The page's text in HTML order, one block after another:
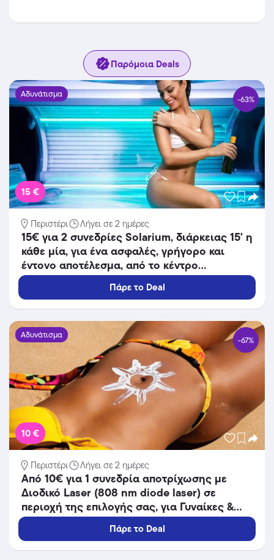
Παρόμοια Deals
Αδυνάτισμα -63%
15 €
Περιστέρι Λήγει σε 2 ημέρες
15€ για 2 συνεδρίες Solarium, διάρκειας 15' η
κάθε μία, για ένα ασφαλές, γρήγορο και
έντονο αποτέλεσμα, από το κέντρο
κοσμητικής ιατρικής Mediaspis στο
Περιστέρι, διπλα στο Μετρό Περιστέρι!
Πάρε το Deal
Αδυνάτισμα -67%
10 €
Περιστέρι Λήγει σε 2 ημέρες
Από 10€ για 1 συνεδρία αποτρίχωσης με
Διοδικό Laser (808 nm diode laser) σε
περιοχή της επιλογής σας, για Γυναίκες &
Άνδρες, από το Mediaspis στο Περιστέρι
διπλα στ Μετρό Περιστέρι!
Πάρε το Deal